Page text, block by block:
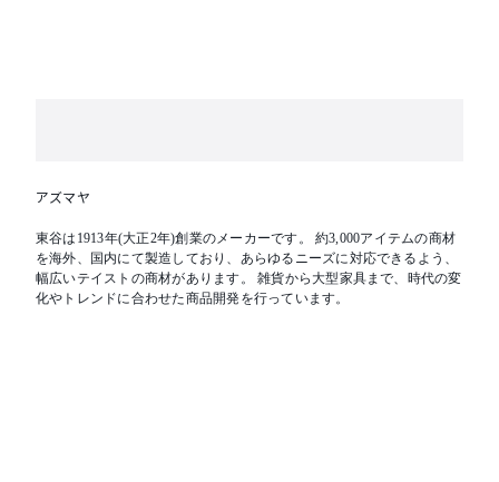
アズマヤ
東谷は1913年(大正2年)創業のメーカーです。 約3,000アイテムの商材
を海外、国内にて製造しており、あらゆるニーズに対応できるよう、
幅広いテイストの商材があります。 雑貨から大型家具まで、時代の変
化やトレンドに合わせた商品開発を行っています。